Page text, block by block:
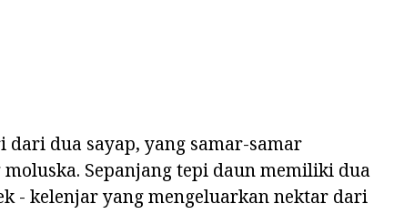
dua sayap, yang samar-samar
Sepanjang tepi daun memiliki dua
- kelenjar yang mengeluarkan nektar dari